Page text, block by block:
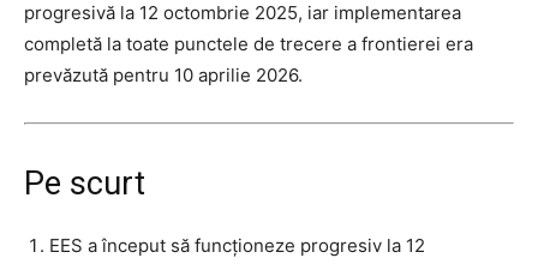
progresivă la 12 octombrie 2025, iar implementarea
completă la toate punctele de trecere a frontierei era
prevăzută pentru 10 aprilie 2026.
Pe scurt
EES a început să funcționeze progresiv la 12